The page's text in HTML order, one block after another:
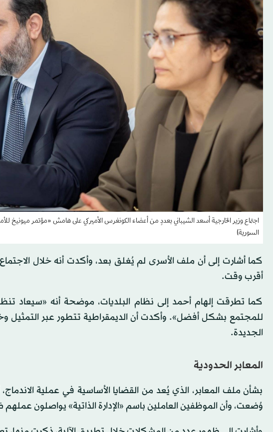
اجتماع وزير الخارجية أسعد الشيباني بعددٍ من أعضاء الكونغرس الأميركي على هامش «مؤتمر ميونيخ
السورية)
كما أشارت إلى أن ملف الأسرى لم يُغلق بعد، وأكدت أنه خلال
أقرب وقت.
كما تطرقت إلهام أحمد إلى نظام البلديات، موضحة أنه «سيعاد
للمجتمع بشكل أفضل». وأكدت أن الديمقراطية تتطور عبر التمثيل
الجديدة.
المعابر الحدودية
بشأن ملف المعابر، الذي يُعد من القضايا الأساسية في عملية
وُضعت، وأن الموظفين العاملين باسم «الإدارة الذاتية» يواصلون عملهم